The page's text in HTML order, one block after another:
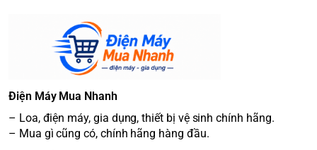
Điện Máy Mua Nhanh
– Loa, điện máy, gia dụng, thiết bị vệ sinh chính hãng.
– Mua gì cũng có, chính hãng hàng đầu.